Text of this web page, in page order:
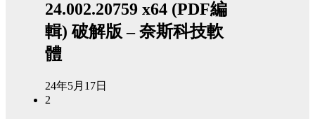
24.002.20759 x64 (PDF編
輯) 破解版 – 奈斯科技軟
體
24年5月17日
2